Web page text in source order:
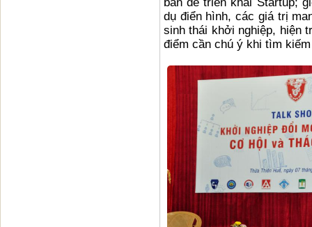
dụ điển hình, các giá trị
sinh thái khởi nghiệp, hiện
điểm cần chú ý khi tìm